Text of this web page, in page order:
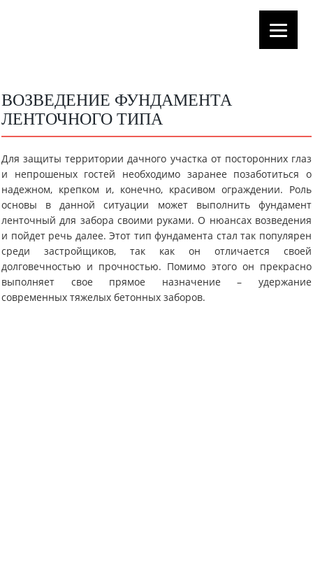
ВОЗВЕДЕНИЕ ФУНДАМЕНТА
ЛЕНТОЧНОГО ТИПА
Для защиты территории дачного участка от посторонних глаз
и непрошеных гостей необходимо заранее позаботиться о
надежном, крепком и, конечно, красивом ограждении. Роль
основы в данной ситуации может выполнить фундамент
ленточный для забора своими руками. О нюансах возведения
и пойдет речь далее. Этот тип фундамента стал так популярен
среди застройщиков, так как он отличается своей
долговечностью и прочностью. Помимо этого он прекрасно
выполняет свое прямое назначение – удержание
современных тяжелых бетонных заборов.